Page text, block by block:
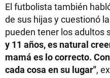
El futbolista también
de sus hijas y cuestionó
pueden tener los adultos
y 11 años, es natural
mamá es lo correcto.
cada cosa en su lugar",